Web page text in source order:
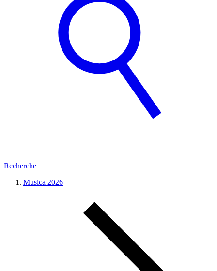
Recherche
Musica 2026